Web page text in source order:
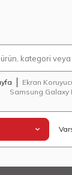
Ekran
Samsung Galaxy